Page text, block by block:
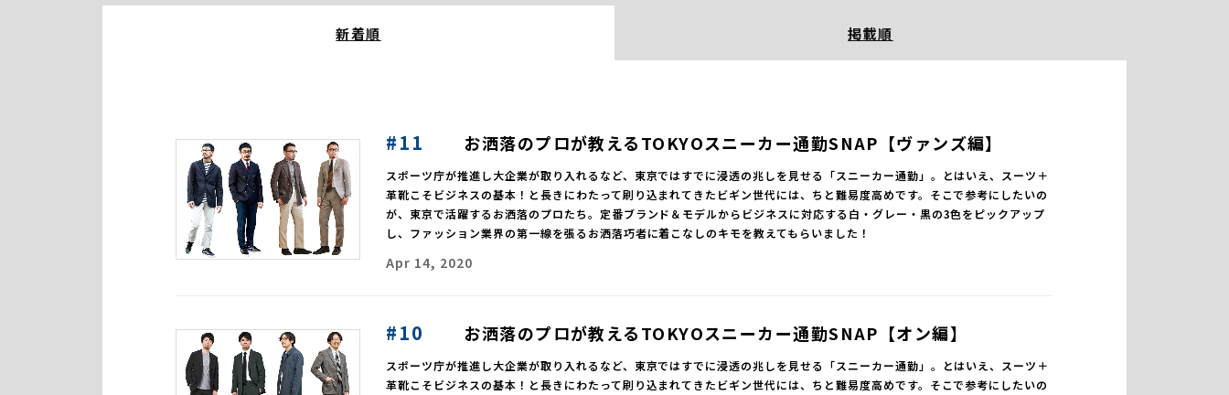
新着順 掲載順
#11 お洒落のプロが教えるTOKYOスニーカー通勤SNAP【ヴァンズ編】
スポーツ庁が推進し大企業が取り入れるなど、東京ではすでに浸透の兆しを見せる「スニーカー通勤」。とはいえ、スーツ＋
革靴こそビジネスの基本！と長きにわたって刷り込まれてきたビギン世代には、ちと難易度高めです。そこで参考にしたいの
が、東京で活躍するお洒落のプロたち。定番ブランド＆モデルからビジネスに対応する白・グレー・黒の3色をピックアップ
し、ファッション業界の第一線を張るお洒落巧者に着こなしのキモを教えてもらいました！
Apr 14, 2020
#10 お洒落のプロが教えるTOKYOスニーカー通勤SNAP【オン編】
スポーツ庁が推進し大企業が取り入れるなど、東京ではすでに浸透の兆しを見せる「スニーカー通勤」。とはいえ、スーツ＋
革靴こそビジネスの基本！と長きにわたって刷り込まれてきたビギン世代には、ちと難易度高めです。そこで参考にしたいの